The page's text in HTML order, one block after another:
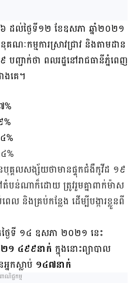
ដល់ថ្ងៃទី១២ ខែឧសភា ឆ្នាំ២០២១
ណៈកម្មការ​ស្រាវជ្រាវ និង​តាមដាន​
ញ្ជាក់ថា ​ពលរដ្ឋនៅរាជធានីភ្នំពេញ
ង​គេ។
%
%
បុគ្គល​​សង្ស័យ​​ថា​​មាន​ផ្ទុក​​ជំងឺ​កូវីដ ១៩
ន់​ណា​ក៏ដោយ ត្រូវ​រួមគ្នា​ពាក់​ម៉ាស
ល និង​គ្រប់កន្លែង ដើម្បី​បង្ការខ្លួន​ពី​
ងៃទី ១៤ ឧសភា ២០២១ នេះ
២១ ៤៩៩នាក់ ក្នុងនោះព្យាបាល
នកស្លាប់ ១៤៧នាក់
ាណិជ្ជកម្ម